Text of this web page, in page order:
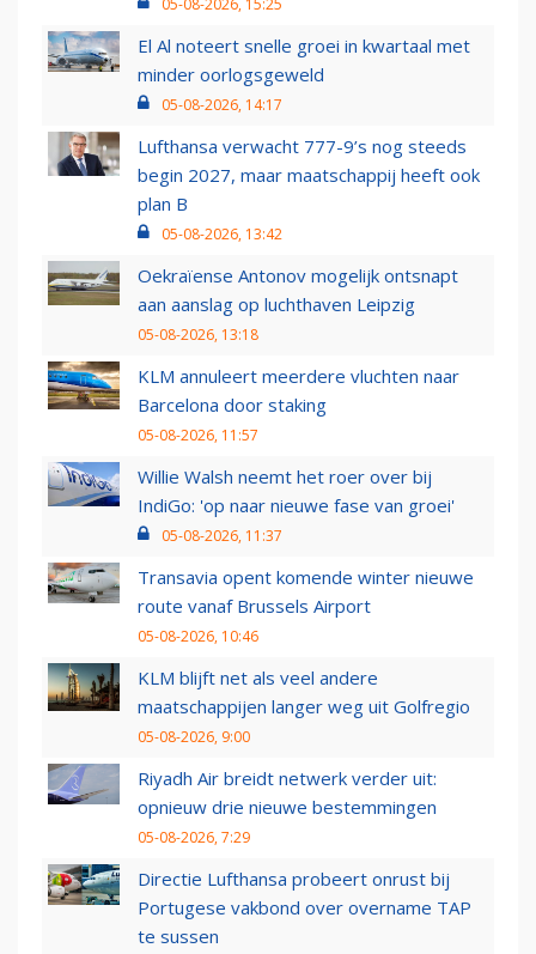
El Al noteert snelle groei in kwartaal met
minder oorlogsgeweld
05-08-2026, 14:17
Lufthansa verwacht 777-9’s nog steeds
begin 2027, maar maatschappij heeft ook
plan B
05-08-2026, 13:42
Oekraïense Antonov mogelijk ontsnapt
aan aanslag op luchthaven Leipzig
05-08-2026, 13:18
KLM annuleert meerdere vluchten naar
Barcelona door staking
05-08-2026, 11:57
Willie Walsh neemt het roer over bij
IndiGo: 'op naar nieuwe fase van groei'
05-08-2026, 11:37
Transavia opent komende winter nieuwe
route vanaf Brussels Airport
05-08-2026, 10:46
KLM blijft net als veel andere
maatschappijen langer weg uit Golfregio
05-08-2026, 9:00
Riyadh Air breidt netwerk verder uit:
opnieuw drie nieuwe bestemmingen
05-08-2026, 7:29
Directie Lufthansa probeert onrust bij
Portugese vakbond over overname TAP
te sussen